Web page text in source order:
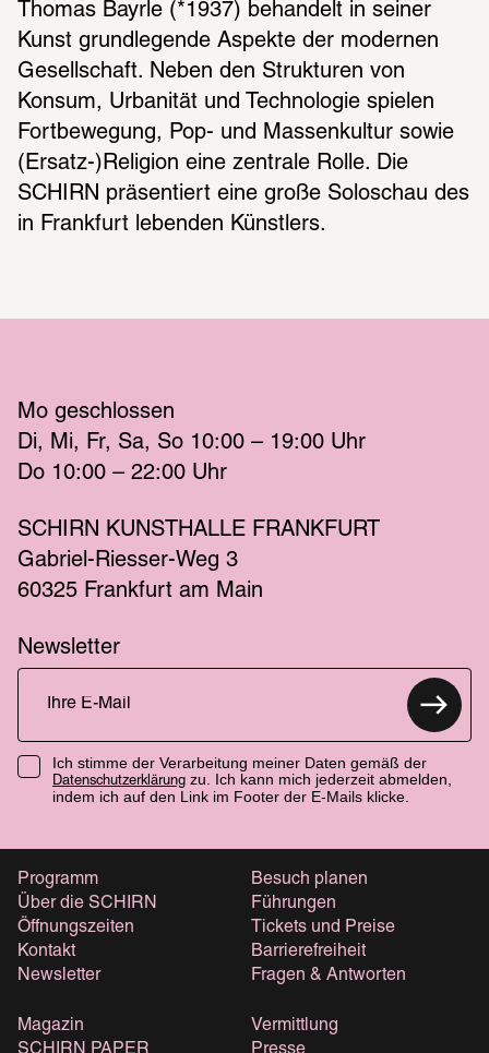
Thomas Bayrle (*1937) behandelt in seiner
Kunst grundlegende Aspekte der modernen
Gesellschaft. Neben den Strukturen von
Konsum, Urbanität und Technologie spielen
Fortbewegung, Pop- und Massenkultur sowie
(Ersatz-)Religion eine zentrale Rolle. Die
SCHIRN präsentiert eine große Soloschau des
in Frankfurt lebenden Künstlers.
Mo geschlossen
Di
Mi Fr Sa So 10:00 – 19:00 Uhr
Do 10:00 – 22:00 Uhr
SCHIRN KUNSTHALLE FRANKFURT
Gabriel-Riesser-Weg 3
60325 Frankfurt am Main
Newsletter
Ich stimme der Verarbeitung meiner Daten gemäß der
Datenschutzerklärung zu. Ich kann mich jederzeit abmelden,
indem ich auf den Link im Footer der E-Mails klicke.
Programm
Über die SCHIRN
Öffnungszeiten
Kontakt
Newsletter
Besuch planen
Führungen
Tickets und Preise
Barrierefreiheit
Fragen & Antworten
Magazin
SCHIRN PAPER
Vermittlung
Presse